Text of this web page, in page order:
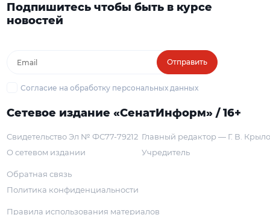
Подпишитесь чтобы быть в курсе
новостей
Отправить
Согласие на обработку персональных данных
Сетевое издание «СенатИнформ» / 16+
Свидетельство Эл № ФС77-79212
О сетевом издании
Главный редактор — Г. В.
Учредитель
Обратная связь
Политика конфиденциальности
Правила использования материалов